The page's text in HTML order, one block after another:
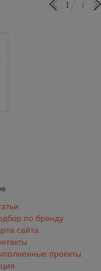
1 1
по бренду
сайта
проекты